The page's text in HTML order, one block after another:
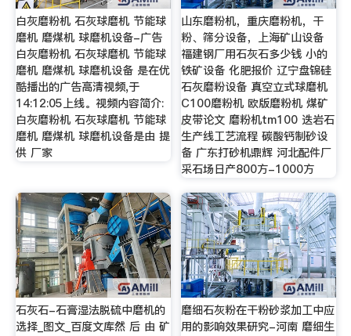
白灰磨粉机 石灰球磨机 节能球
磨机 磨煤机 球磨机设备-广告
白灰磨粉机 石灰球磨机 节能球
磨机 磨煤机 球磨机设备 是在优
酷播出的广告高清视频,于
14:12:05上线。视频内容简介:
白灰磨粉机 石灰球磨机 节能球
磨机 磨煤机 球磨机设备是由 提
供 厂家
山东磨粉机，重庆磨粉机，干
粉、筛分设备，上海矿山设备
福建钢厂用石灰石多少钱 小的
铁矿设备 化肥报价 辽宁盘锦硅
石灰磨粉设备 真空立式球磨机
C100磨粉机 欧版磨粉机 煤矿
皮带论文 磨粉机tm100 迭岩石
生产线工艺流程 碳酸钙制砂设
备 广东打砂机鼎辉 河北配件厂
采石场日产800方-1000方
石灰石-石膏湿法脱硫中磨机的
选择_图文_百度文库然 后 由 矿
磨细石灰粉在干粉砂浆加工中应
用的影响效果研究-河南 磨细生